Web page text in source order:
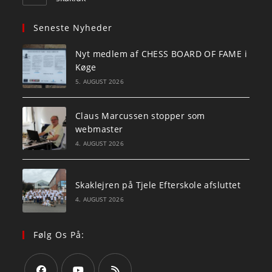
Seneste Nyheder
Nyt medlem af CHESS BOARD OF FAME i
Køge
5. AUGUST 2026
Claus Marcussen stopper som
webmaster
4. AUGUST 2026
Skaklejren på Tjele Efterskole afsluttet
4. AUGUST 2026
Følg Os På: